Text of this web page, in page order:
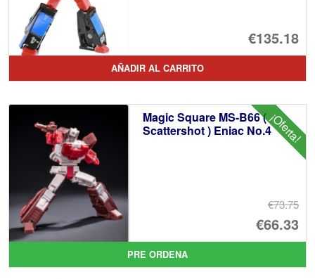
€135.18
AÑADIR AL CARRITO
¡Oferta!
Magic Square MS-B66 (
Scattershot ) Eniac No.4
€73.75
El
€66.33
El
PRE ORDENA